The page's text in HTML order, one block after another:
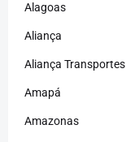
Alagoas
Aliança
Aliança Transportes
Amapá
Amazonas